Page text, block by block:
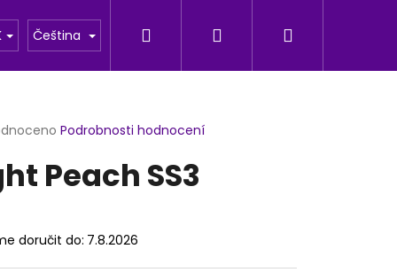
Fotogalerie
Čeština Přihlášení
Podrobnosti hodnocení
Peach SS3
doručit do: 7.8.2026